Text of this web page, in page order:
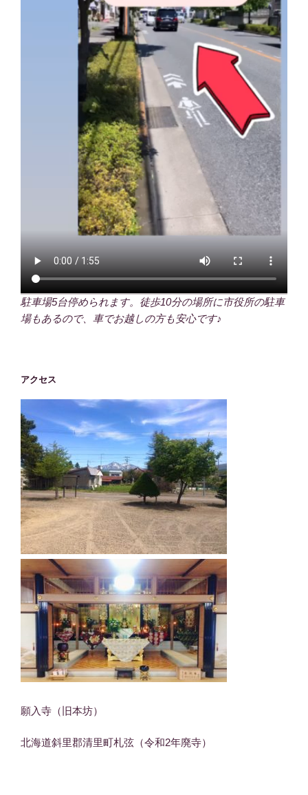
駐車場5台停められます。徒歩10分の場所に市役所の駐車
場もあるので、車でお越しの方も安心です♪
アクセス
願入寺（旧本坊）
北海道斜里郡清里町札弦（令和2年廃寺）